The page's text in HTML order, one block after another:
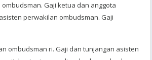
Gaji ketua dan anggota
perwakilan ombudsman. Gaji
ombudsman ri. Gaji dan tunjangan asisten